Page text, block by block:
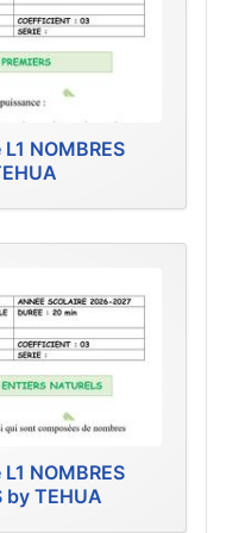
NOMBRES
NOMBRES
by TEHUA